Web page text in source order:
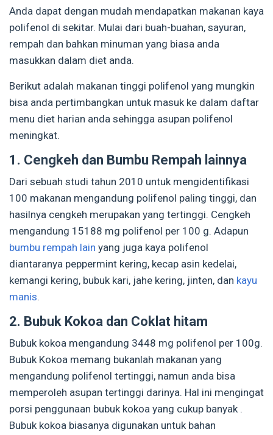
Anda dapat dengan mudah mendapatkan makanan kaya
polifenol di sekitar. Mulai dari buah-buahan, sayuran,
rempah dan bahkan minuman yang biasa anda
masukkan dalam diet anda.
Berikut adalah makanan tinggi polifenol yang mungkin
bisa anda pertimbangkan untuk masuk ke dalam daftar
menu diet harian anda sehingga asupan polifenol
meningkat.
1. Cengkeh dan Bumbu Rempah lainnya
Dari sebuah studi tahun 2010 untuk mengidentifikasi
100 makanan mengandung polifenol paling tinggi, dan
hasilnya cengkeh merupakan yang tertinggi. Cengkeh
mengandung 15188 mg polifenol per 100 g. Adapun
bumbu rempah lain yang juga kaya polifenol
diantaranya peppermint kering, kecap asin kedelai,
kemangi kering, bubuk kari, jahe kering, jinten, dan kayu
manis.
2. Bubuk Kokoa dan Coklat hitam
Bubuk kokoa mengandung 3448 mg polifenol per 100g.
Bubuk Kokoa memang bukanlah makanan yang
mengandung polifenol tertinggi, namun anda bisa
memperoleh asupan tertinggi darinya. Hal ini mengingat
porsi penggunaan bubuk kokoa yang cukup banyak .
Bubuk kokoa biasanya digunakan untuk bahan